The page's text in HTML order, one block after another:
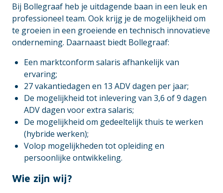
Bij Bollegraaf heb je uitdagende baan in een leuk en
professioneel team. Ook krijg je de mogelijkheid om
te groeien in een groeiende en technisch innovatieve
onderneming. Daarnaast biedt Bollegraaf:
Een marktconform salaris afhankelijk van
ervaring;
27 vakantiedagen en 13 ADV dagen per jaar;
De mogelijkheid tot inlevering van 3,6 of 9 dagen
ADV dagen voor extra salaris;
De mogelijkheid om gedeeltelijk thuis te werken
(hybride werken);
Volop mogelijkheden tot opleiding en
persoonlijke ontwikkeling.
Wie zijn wij?